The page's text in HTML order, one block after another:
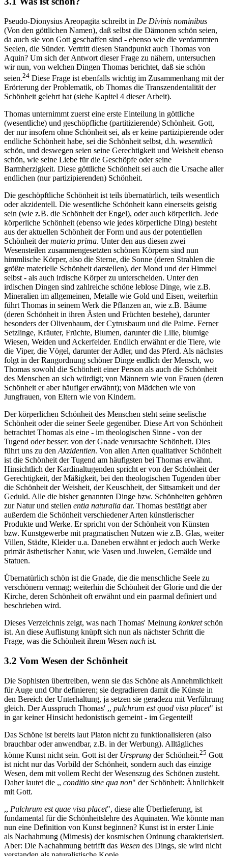
Pseudo-Dionysius Areopagita schreibt in De Divinis nominibus
(Von den göttlichen Namen), daß selbst die Dämonen schön seien,
da auch sie von Gott geschaffen sind - ebenso wie die verdammten
Seelen, die Sünder. Vertritt diesen Standpunkt auch Thomas von
Aquin? Um sich der Antwort dieser Frage zu nähern, untersuchen
wir nun, von welchen Dingen Thomas berichtet, daß sie schön
seien.24 Diese Frage ist ebenfalls wichtig im Zusammenhang mit der
Erörterung der Problematik, ob Thomas die Transzendentalität der
Schönheit gelehrt hat (siehe Kapitel 4 dieser Arbeit).
Thomas unternimmt zuerst eine erste Einteilung in göttliche
(wesentliche) und geschöpfliche (partitizierende) Schönheit. Gott,
der nur insofern ohne Schönheit sei, als er keine partizipierende oder
endliche Schönheit habe, sei die Schönheit selbst, d.h. wesentlich
schön, und deswegen seien seine Gerechtigkeit und Weisheit ebenso
schön, wie seine Liebe für die Geschöpfe oder seine
Barmherzigkeit. Diese göttliche Schönheit sei auch die Ursache aller
endlichen (nur partizipierenden) Schönheit.
Die geschöpftliche Schönheit ist teils übernatürlich, teils wesentlich
oder akzidentell. Die wesentliche Schönheit kann einerseits geistig
sein (wie z.B. die Schönheit der Engel), oder auch körperlich. Jede
körperliche Schönheit (ebenso wie jedes körperliche Ding) besteht
aus der aktuellen Schönheit der Form und aus der potentiellen
Schönheit dermateria prima. Unter den aus diesen zwei
Wesensteilen zusammengesetzten schönen Körpern sind nun
himmlische Körper, also die Sterne, die Sonne (deren Strahlen die
größte materielle Schönheit darstellen), der Mond und der Himmel
selbst - als auch irdische Körper zu unterscheiden. Unter den
irdischen Dingen sind zahlreiche schöne leblose Dinge, wie z.B.
Mineralien im allgemeinen, Metalle wie Gold und Eisen, weiterhin
führt Thomas in seinem Werk die Pflanzen an, wie z.B. Bäume
(deren Schönheit in ihren Ästen und Früchten bestehe), darunter
besonders der Olivenbaum, der Cytrusbaum und die Palme. Ferner
Setzlinge, Kräuter, Früchte, Blumen, darunter die Lilie, blumige
Wiesen, Weiden und Ackerfelder. Endlich erwähnt er die Tiere, wie
die Viper, die Vögel, darunter der Adler, und das Pferd. Als nächstes
folgt in der Rangordnung schöner Dinge endlich der Mensch, wo
Thomas sowohl die Schönheit einer Person als auch die Schönheit
des Menschen an sich würdigt; von Männern wie von Frauen (deren
Schönheit er aber häufiger erwähnt); von Mädchen wie von
Jungfrauen, von Eltern wie von Kindern.
Der körperlichen Schönheit des Menschen steht seine seelische
Schönheit oder die seiner Seele gegenüber. Diese Art von Schönheit
betrachtet Thomas als eine - im theologischen Sinne - von der
Tugend oder besser: von der Gnade verursachte Schönheit. Dies
führt uns zu den Akzidentien. Von allen Arten qualitativer Schönheit
ist die Schönheit der Tugend am häufigsten bei Thomas erwähnt.
Hinsichtlich der Kardinaltugenden spricht er von der Schönheit der
Gerechtigkeit, der Mäßigkeit, bei den theologischen Tugenden über
die Schönheit der Weisheit, der Keuschheit, der Sittsamkeit und der
Geduld. Alle die bisher genannten Dinge bzw. Schönheiten gehören
zur Natur und stellen entia naturalia dar. Thomas bestätigt aber
außerdem die Schönheit verschiedener Arten künstlerischer
Produkte und Werke. Er spricht von der Schönheit von Künsten
bzw. Kunstgewerbe mit pragmatischen Nutzen wie z.B. Glas, weiter
Villen, Städte, Kleider u.a. Daneben erwähnt er jedoch auch Werke
primär ästhetischer Natur, wie Vasen und Juwelen, Gemälde und
Statuen.
Übernatürlich schön ist die Gnade, die die menschliche Seele zu
verschönern vermag; weiterhin die Schönheit der Glorie und die der
Kirche, deren Schönheit oft erwähnt und ein paarmal definiert und
beschrieben wird.
Dieses Verzeichnis zeigt, was nach Thomas' Meinung konkretschön
ist. An diese Auflistung knüpft sich nun als nächster Schritt die
Frage, was die Schönheit ihrem Wesen nach ist.
3.2 Vom Wesen der Schönheit
Die Sophisten übertreiben, wenn sie das Schöne als Annehmlichkeit
für Auge und Ohr definieren; sie degradieren damit die Künste in
den Bereich der Unterhaltung, ja setzen sie geradezu mit Verführung
gleich. Der Ausspruch Thomas' ,, pulchrum est quod visu placet" ist
in gar keiner Hinsicht hedonistisch gemeint - im Gegenteil!
Das Schöne ist bereits laut Platon nicht zu funktionalisieren (also
brauchbar oder anwendbar, z.B. in der Werbung). Alltägliches
könne Kunst nicht sein. Gott ist der Ursprung der Schönheit.25 Gott
ist nicht nur das Vorbild der Schönheit, sondern auch das einzige
Wesen, dem mit vollem Recht der Wesenszug des Schönen zusteht.
Daher lautet die ,, conditio sine qua non" der Schönheit: Ähnlichkeit
mit Gott.
,, Pulchrum est quae visa placet", diese alte Überlieferung, ist
fundamental für die Schönheitslehre des Aquinaten. Wie könnte man
nun eine Definition von Kunst beginnen? Kunst ist in erster Linie
als Nachahmung (Mimesis) der kosmischen Ordnung charakterisiert.
Aber: Die Nachahmung betrifft das Wesen des Dings, sie wird nicht